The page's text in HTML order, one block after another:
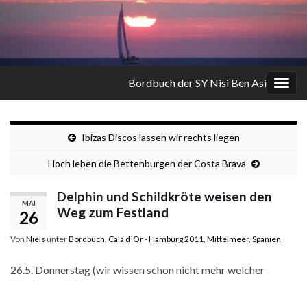
Bordbuch der SY Nisi Ben Asi
Ibizas Discos lassen wir rechts liegen
Hoch leben die Bettenburgen der Costa Brava
MAI
26
Delphin und Schildkröte weisen den
Weg zum Festland
Von Niels unterBordbuch Cala d´Or - Hamburg 2011 Mittelmeer, Spanien
26.5. Donnerstag (wir wissen schon nicht mehr welcher